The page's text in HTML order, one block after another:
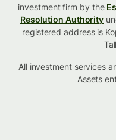
investment firm by the
Resolution Authority
registered address is
All investment services
Assets